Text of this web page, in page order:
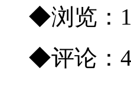
◆浏览：
◆评论：